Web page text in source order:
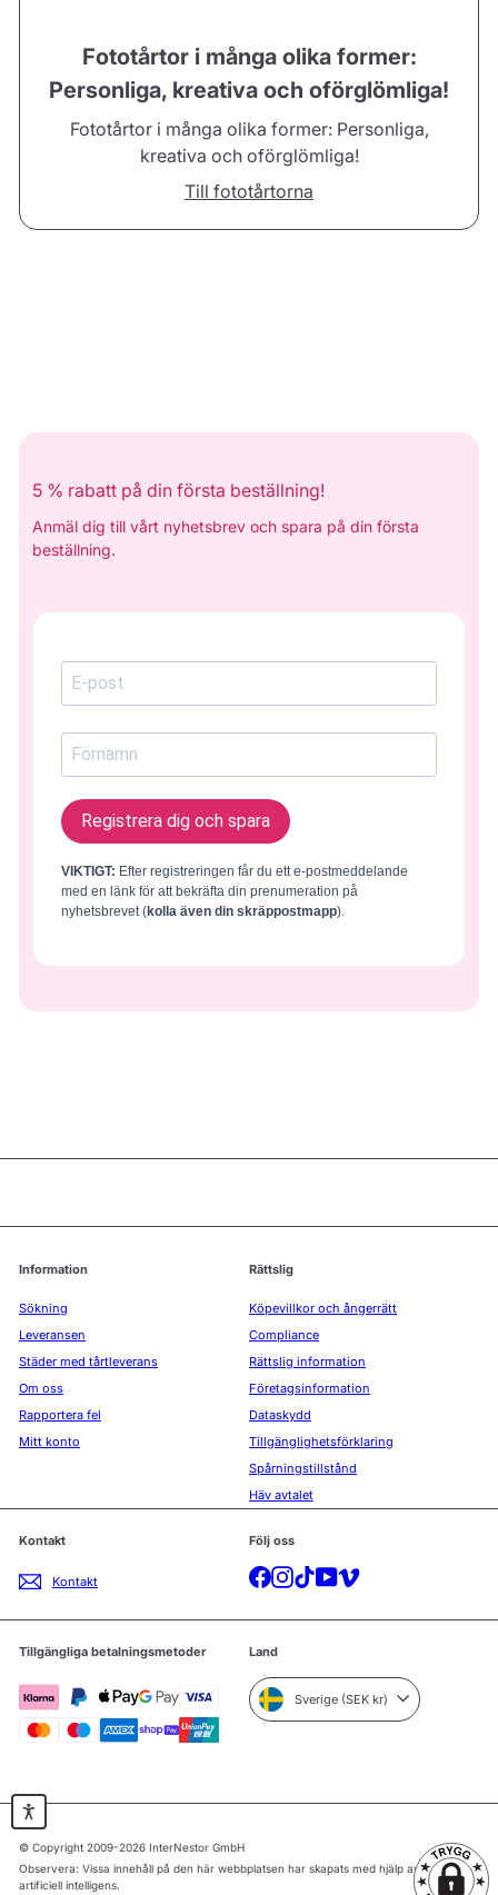
Fototårtor i många olika former:
Personliga, kreativa och oförglömliga!
Fototårtor i många olika former: Personliga,
kreativa och oförglömliga!
Till fototårtorna
5 % rabatt på din första beställning!
Anmäl dig till vårt nyhetsbrev och spara på din första
beställning.
Registrera dig och spara
VIKTIGT: Efter registreringen får du ett e-postmeddelande
med en länk för att bekräfta din prenumeration på
nyhetsbrevet (kolla även din skräppostmapp).
Information
Sökning
Leveransen
Städer med tårtleverans
Om oss
Rapportera fel
Mitt konto
Rättslig
Köpevillkor och ångerrätt
Compliance
Rättslig information
Företagsinformation
Dataskydd
Tillgänglighetsförklaring
Spårningstillstånd
Häv avtalet
Kontakt
Kontakt
Följ oss
Facebook
Instagram
TikTokYouTube
Vimeo
Tillgängliga betalningsmetoder Land
Sverige (SEK kr)
© Copyright 2009-2026 InterNestor GmbH
Observera: Vissa innehåll på den här webbplatsen har skapats med hjälp av
artificiell intelligens.